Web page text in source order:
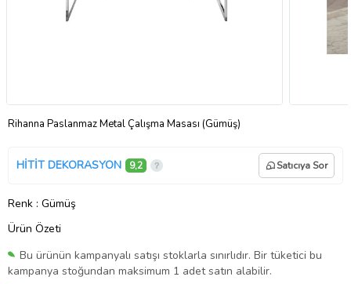
Rihanna Paslanmaz Metal Çalışma Masası (Gümüş)
HİTİT DEKORASYON 9,2 Satıcıya Sor
Renk : Gümüş
Ürün Özeti
Bu ürünün kampanyalı satışı stoklarla sınırlıdır. Bir tüketici bu
kampanya stoğundan maksimum 1 adet satın alabilir.